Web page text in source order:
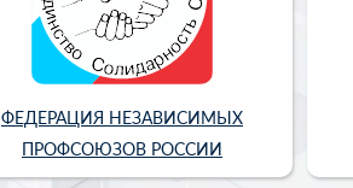
ФЕДЕРАЦИЯ НЕЗАВИСИМЫХ
ПРОФСОЮЗОВ РОССИИ